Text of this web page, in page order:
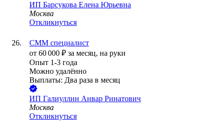
ИП Барсукова Елена Юрьевна
Москва
Откликнуться
СММ специалист
от 60 000 ₽ за месяц, на руки
Опыт 1-3 года
Можно удалённо
Выплаты: Два раза в месяц
ИП Галиуллин Анвар Ринатович
Москва
Откликнуться